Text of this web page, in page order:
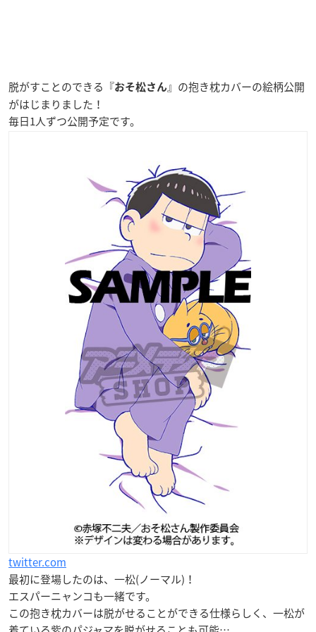
脱がすことのできる『おそ松さん』の抱き枕カバーの絵柄公開
がはじまりました！
毎日1人ずつ公開予定です。
twitter.com
最初に登場したのは、 一松(ノーマル)！
エスパーニャンコも一緒です。
この抱き枕カバーは脱がせることができる仕様らしく、一松が